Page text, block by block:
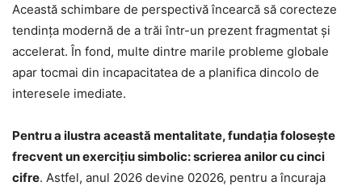
Această schimbare de perspectivă încearcă să corecteze
tendința modernă de a trăi într-un prezent fragmentat și
accelerat. În fond, multe dintre marile probleme globale
apar tocmai din incapacitatea de a planifica dincolo de
interesele imediate.
Pentru a ilustra această mentalitate, fundația folosește
frecvent un exercițiu simbolic: scrierea anilor cu cinci
cifre. Astfel, anul 2026 devine 02026, pentru a încuraja